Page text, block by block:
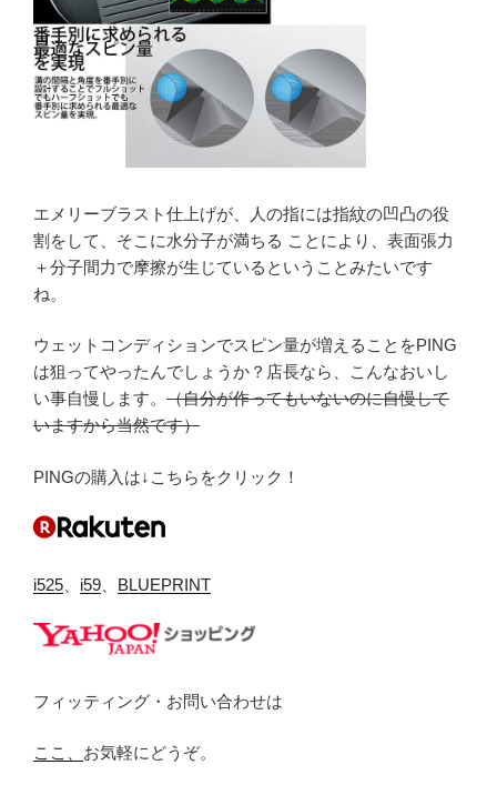
エメリーブラスト仕上げが、人の指には指紋の凹凸の役
割をして、そこに水分子が満ちる ことにより、表面張力
＋分子間力で摩擦が生じているということみたいです
ね。
ウェットコンディションでスピン量が増えることをPING
は狙ってやったんでしょうか？店長なら、こんなおいし
い事自慢します。 （自分が作ってもいないのに自慢して
いますから当然です）
PINGの購入は↓こちらをクリック！
i525 i59 BLUEPRINT
フィッティング・お問い合わせは
ここ、 お気軽にどうぞ。